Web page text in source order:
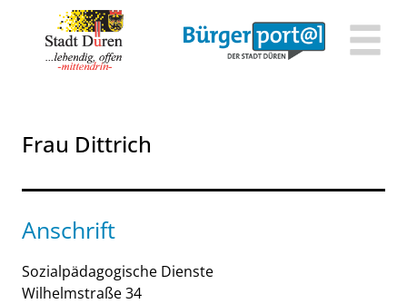
Zum Hauptinhalt springen
Zum Header
Zum Hauptinhalt
Zum Footer
Frau Dittrich
Anschrift
Sozialpädagogische Dienste
Wilhelmstraße34